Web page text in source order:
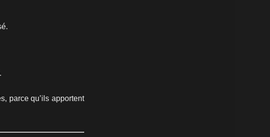
parce qu’ils apportent